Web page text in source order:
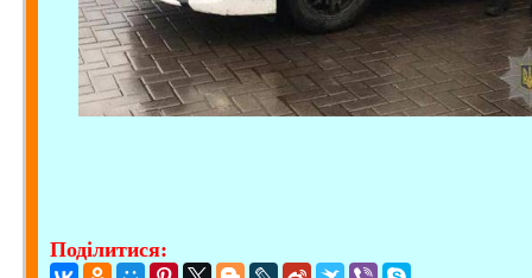
Поділитися: